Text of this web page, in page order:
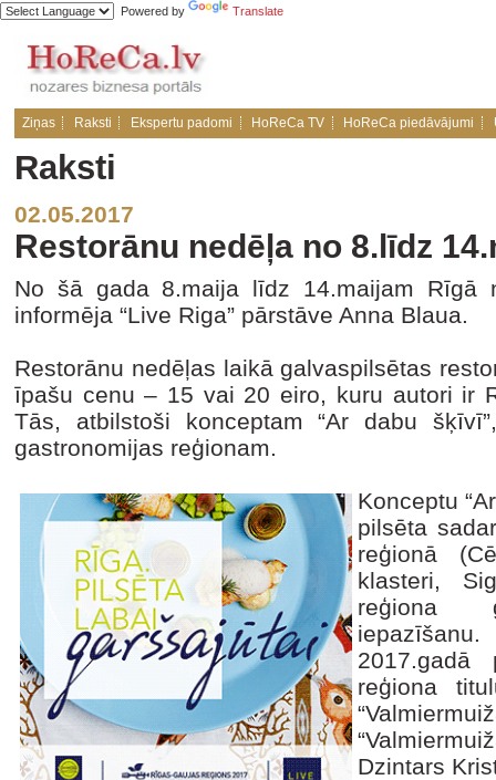
Powered by Translate
Ziņas Raksti Ekspertu padomi HoReCa TV HoReCa piedāvājumi
Raksti
02.05.2017
Restorānu nedēļa no 8.līdz
No šā gada 8.maija līdz 14.maijam Rīgā
informēja “Live Riga” pārstāve Anna Blaua.
Restorānu nedēļas laikā galvaspilsētas
īpašu cenu – 15 vai 20 eiro, kuru autori ir
Tās, atbilstoši konceptam “Ar dabu
gastronomijas reģionam.
Konceptu
pilsēta
reģionā
klasteri,
reģiona
2017.gadā
reģiona
Dzintars